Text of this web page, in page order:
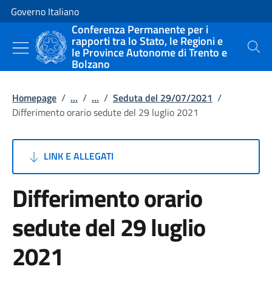
Vai al contenuto
Vai alla navigazione del sito
Governo Italiano
Conferenza Permanente per i
rapporti tra lo Stato, le Regioni e
le Province Autonome di Trento e
Bolzano
Cerca
Homepage / ... / ... / Seduta del 29/07/2021 /
Differimento orario sedute del 29 luglio 2021
LINK E ALLEGATI
Differimento orario
sedute del 29 luglio
2021